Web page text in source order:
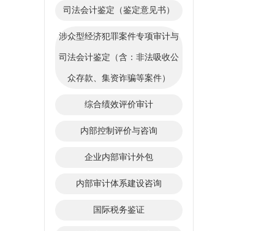
司法会计鉴定（鉴定意见书）
涉众型经济犯罪案件专项审计与
司法会计鉴定（含：非法吸收公
众存款、集资诈骗等案件）
综合绩效评价审计
内部控制评价与咨询
企业内部审计外包
内部审计体系建设咨询
国际税务鉴证